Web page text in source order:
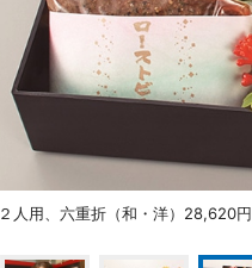
２人用、六重折（和・洋）28,620円